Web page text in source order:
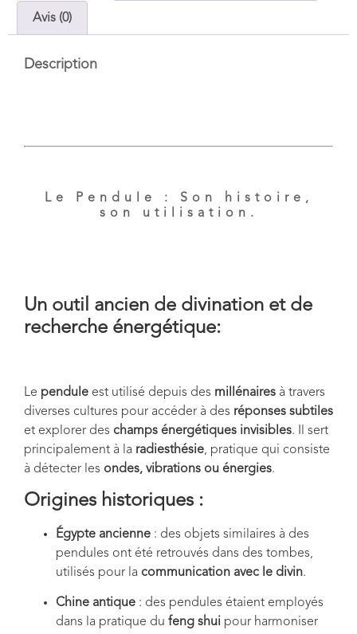
Avis (0)
Description
Le Pendule : Son histoire,
son utilisation.
Un outil ancien de divination et de
recherche énergétique:
Le pendule est utilisé depuis des millénaires à travers
diverses cultures pour accéder à des réponses subtiles
et explorer des champs énergétiques invisibles. Il sert
principalement à la radiesthésie, pratique qui consiste
à détecter les ondes, vibrations ou énergies.
Origines historiques :
Égypte ancienne : des objets similaires à des
pendules ont été retrouvés dans des tombes,
utilisés pour la communication avec le divin.
Chine antique : des pendules étaient employés
dans la pratique du feng shui pour harmoniser